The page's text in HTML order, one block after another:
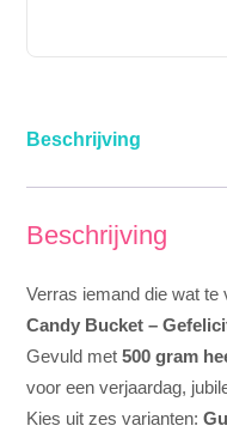
Beschrijving
Beschrijving
Verras iemand die wat
Candy Bucket –
Gevuld met500 gram
voor een verjaardag,
Kies uit zes varianten: